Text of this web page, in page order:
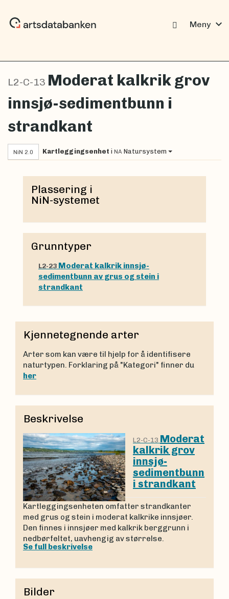
Meny expand_more
L2-C-13 Moderat kalkrik grov
innsjø-sedimentbunn i
strandkant
NiN 2.0 Kartleggingsenhet i NA Natursystem
Plassering i
NiN-systemet
Grunntyper
L2-23 Moderat kalkrik innsjø-
sedimentbunn av grus og stein i
strandkant
Kjennetegnende arter
Arter som kan være til hjelp for å identifisere
naturtypen. Forklaring på "Kategori" finner du
her
Beskrivelse
L2-C-13 Moderat
kalkrik grov
innsjø-
sedimentbunn
i strandkant
Kartleggingsenheten omfatter strandkanter
med grus og stein i moderat kalkrike innsjøer.
Den finnes i innsjøer med kalkrik berggrunn i
nedbørfeltet, uavhengig av størrelse.
Se full beskrivelse
Bilder